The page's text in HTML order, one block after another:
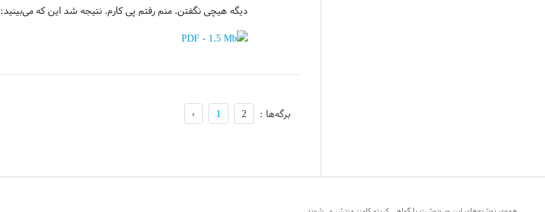
دیگه هیچی نگفتن. منم رفتم پی کارم. نتیجه شد این که می‌بینید:
برگه‌ها : 1 2
›